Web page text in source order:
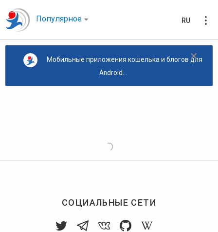
Популярное RU
×
Мобильные приложения кошелька и блогов для
Android...
СОЦИАЛЬНЫЕ СЕТИ